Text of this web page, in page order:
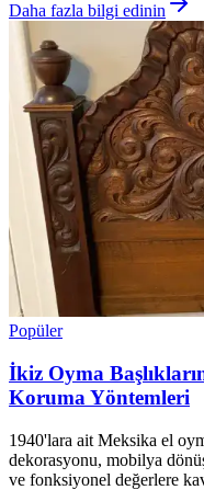
Daha fazla bilgi edinin
Popüler
İkiz Oyma
Koruma Yöntemleri
1940'lara ait Meksika el
dekorasyonu, mobilya
ve fonksiyonel değerlere